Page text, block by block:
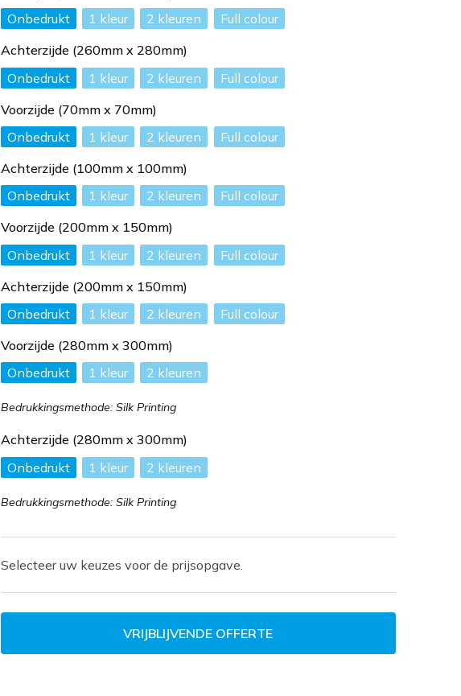
Onbedrukt
1 2
Full colour
Achterzijde (260mm x 280mm)
Onbedrukt
1 2
Full colour
Voorzijde (70mm x 70mm)
Onbedrukt
1 2
Full colour
Achterzijde (100mm x 100mm)
Onbedrukt
1 2
Full colour
Voorzijde (200mm x 150mm)
Onbedrukt
1 2
Full colour
Achterzijde (200mm x 150mm)
Onbedrukt
1 2
Full colour
Voorzijde (280mm x 300mm)
Onbedrukt
1 2
Bedrukkingsmethode: Silk Printing
Achterzijde (280mm x 300mm)
Onbedrukt
1 2
Bedrukkingsmethode: Silk Printing
Selecteer uw keuzes voor de prijsopgave.
VRIJBLIJVENDE OFFERTE